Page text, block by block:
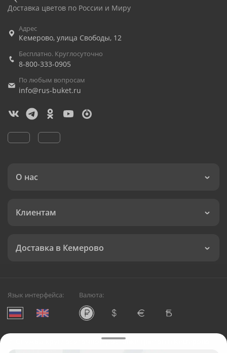
Доставка цветов по России и Миру
Адрес
Кемерово, улица Свободы, 12
Бесплатно. Круглосуточно
8-800-333-0905
По любым вопросам
info@rus-buket.ru
О нас
Клиентам
Доставка в Кемерово
Язык интерфейса: Валюта:
Служба круглосуточной доставки цветов в Кемерово